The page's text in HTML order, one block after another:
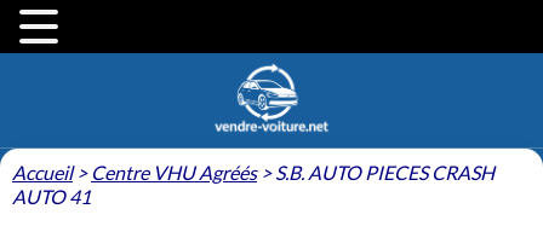
Accueil> Centre VHU Agréés>S.B. AUTO PIECES CRASH
AUTO 41